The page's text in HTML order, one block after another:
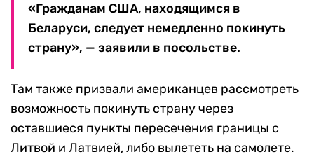
«Гражданам США, находящимся в
Беларуси, следует немедленно покинуть
страну», — заявили в посольстве.
Там также призвали американцев рассмотреть
возможность покинуть страну через
оставшиеся пункты пересечения границы с
Литвой и Латвией, либо вылететь на самолете.